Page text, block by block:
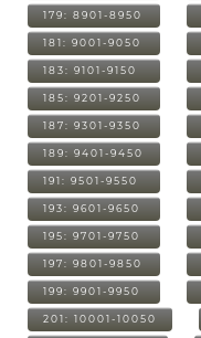
179: 8901-8950
181: 9001-9050
183: 9101-9150
185: 9201-9250
187: 9301-9350
189: 9401-9450
191: 9501-9550
193: 9601-9650
195: 9701-9750
197: 9801-9850
199: 9901-9950
201: 10001-10050